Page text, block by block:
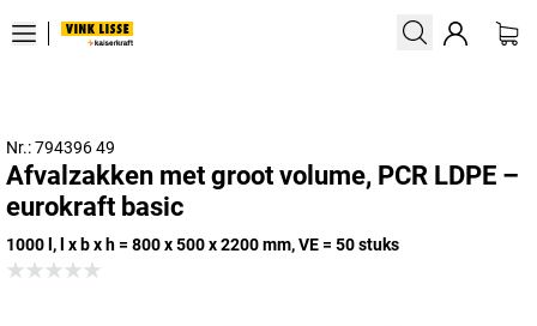
Nr.: 794396 49
Afvalzakken met groot volume, PCR LDPE –
eurokraft basic
1000 l, l x b x h = 800 x 500 x 2200 mm, VE = 50 stuks